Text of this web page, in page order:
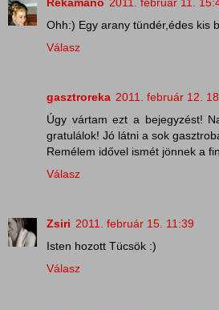
Rékamanó 2011. február 11.
Ohh:) Egy arany tündér,édes kis
Válasz
gasztroreka 2011. február 12.
Úgy vártam ezt a bejegyzést!
gratulálok! Jó látni a sok
Remélem idővel ismét jönnek a
Válasz
Zsiri 2011. február 15. 11:39
Isten hozott Tücsök :)
Válasz